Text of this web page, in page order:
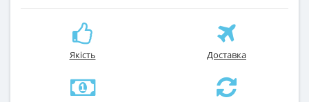
Якість Доставка